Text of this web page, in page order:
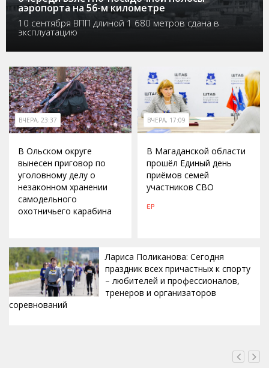
аэропорта на 56-м километре
10 сентября ВПП длиной 1 680 метров сдана в
эксплуатацию
ВЧЕРА, 23:37
В Ольском округе
вынесен приговор по
уголовному делу о
незаконном хранении
самодельного
охотничьего карабина
ВЧЕРА, 17:09
В Магаданской области
прошёл Единый день
приёмов семей
участников СВО
ЕР
Лариса Поликанова: Сегодня
праздник всех причастных к спорту
– любителей и профессионалов,
тренеров и организаторов
соревнований